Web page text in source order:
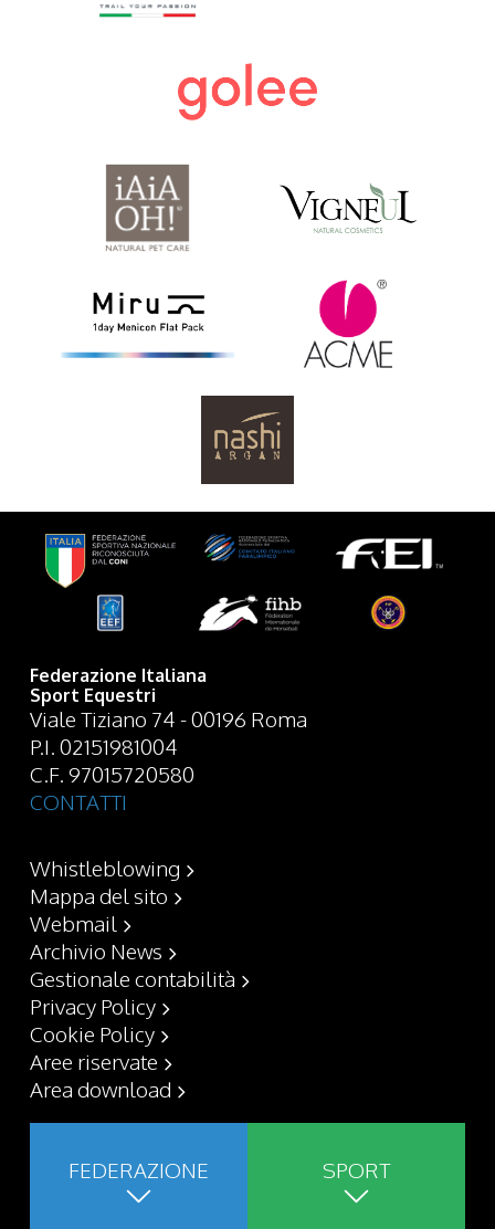
Federazione Italiana
Sport Equestri
Viale Tiziano 74 - 00196 Roma
P.I. 02151981004
C.F. 97015720580
CONTATTI
Whistleblowing
Mappa del sito
Webmail
Archivio News
Gestionale contabilità
Privacy Policy
Cookie Policy
Aree riservate
Area download
FEDERAZIONE SPORT